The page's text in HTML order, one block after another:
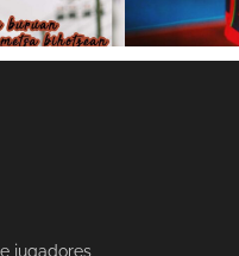
jugadores